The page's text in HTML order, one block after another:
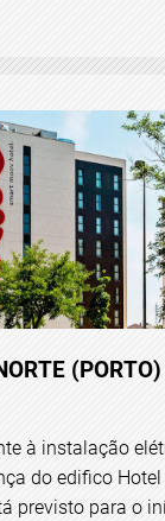
(PORTO)
à instalação
do edifico
previsto para o